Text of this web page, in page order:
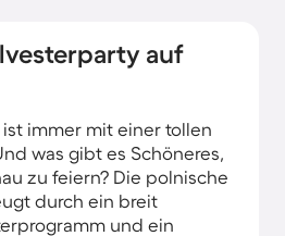
auf
ist immer mit einer tollen
was gibt es Schöneres,
zu feiern? Die polnische
durch ein breit
und ein